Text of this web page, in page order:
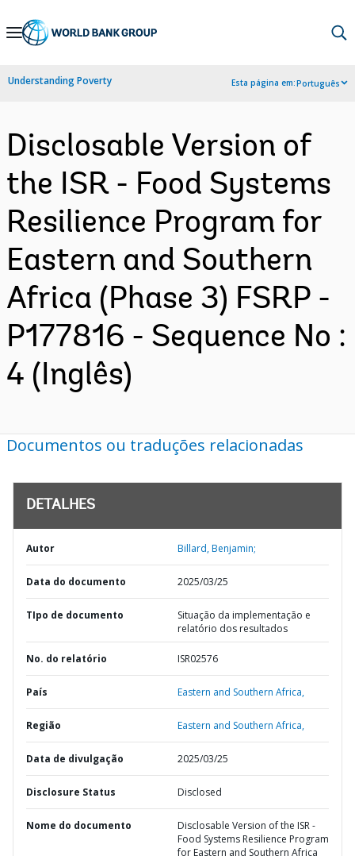
Skip
Navigation
Understanding Poverty Esta página em:Português
Disclosable Version of
the ISR - Food Systems
Resilience Program for
Eastern and Southern
Africa (Phase 3) FSRP -
P177816 - Sequence No :
4 (Inglês)
Documentos ou traduções relacionadas
DETALHES
Autor Billard, Benjamin;
Data do documento 2025/03/25
TIpo de documento
Situação da implementação e
relatório dos resultados
No. do relatório ISR02576
País Eastern and Southern Africa,
Região Eastern and Southern Africa,
Data de divulgação 2025/03/25
Disclosure Status Disclosed
Nome do documento
Disclosable Version of the ISR -
Food Systems Resilience Program
for Eastern and Southern Africa